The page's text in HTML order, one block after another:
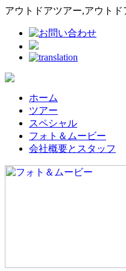
アウトドアツアー,アウト
ホーム
ツアー
スペシャル
フォト＆ムービー
会社概要とスタッフ